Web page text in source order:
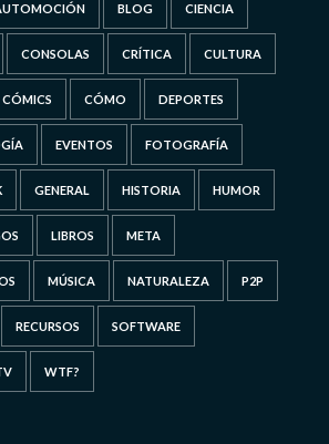
BLOG CIENCIA
CONSOLAS CRÍTICA CULTURA
CÓMICS CÓMO DEPORTES
EVENTOS FOTOGRAFÍA
GENERAL HISTORIA HUMOR
LIBROS META
MÚSICA NATURALEZA P2P
RECURSOS SOFTWARE
WTF?